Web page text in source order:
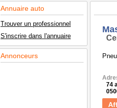
Annuaire auto
Trouver un professionnel
S'inscrire dans l'annuaire
Annonceurs
74